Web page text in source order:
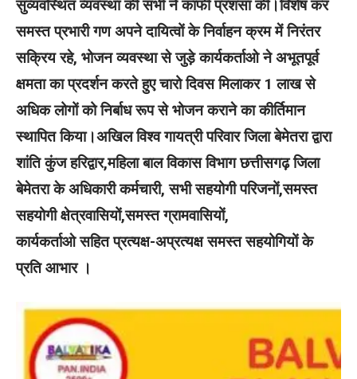
सुव्यवस्थित व्यवस्था की सभी ने काफी प्रशंसा की।विशेष कर
समस्त प्रभारी गण अपने दायित्वों के निर्वाहन क्रम में निरंतर
सक्रिय रहे, भोजन व्यवस्था से जुड़े कार्यकर्ताओ ने अभूतपूर्व
क्षमता का प्रदर्शन करते हुए चारो दिवस मिलाकर 1 लाख से
अधिक लोगों को निर्बाध रूप से भोजन कराने का कीर्तिमान
स्थापित किया।अखिल विश्व गायत्री परिवार जिला बेमेतरा द्वारा
शांति कुंज हरिद्वार,महिला बाल विकास विभाग छत्तीसगढ़ जिला
बेमेतरा के अधिकारी कर्मचारी, सभी सहयोगी परिजनों,समस्त
सहयोगी क्षेत्रवासियों,समस्त ग्रामवासियों,
कार्यकर्ताओ सहित प्रत्यक्ष-अप्रत्यक्ष समस्त सहयोगियों के
प्रति आभार ।